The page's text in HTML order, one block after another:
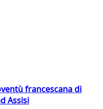
francescana di
Assisi